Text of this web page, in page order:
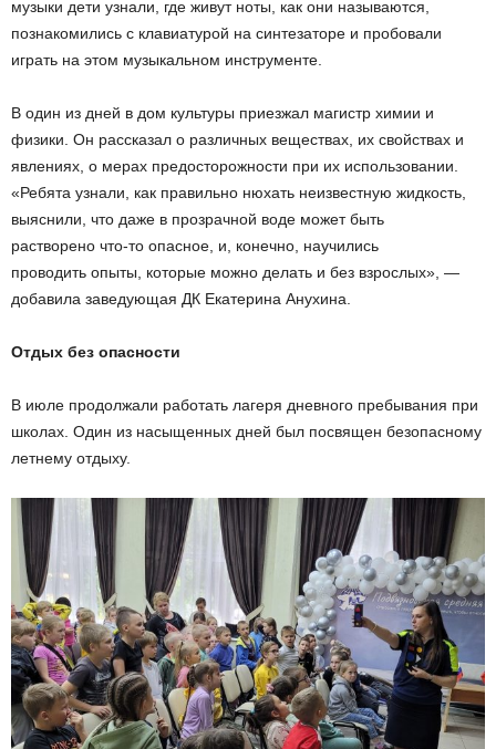
музыки дети узнали, где живут ноты, как они называются,
познакомились с клавиатурой на синтезаторе и пробовали
играть на этом музыкальном инструменте.
В один из дней в дом культуры приезжал магистр химии и
физики. Он рассказал о различных веществах, их свойствах и
явлениях, о мерах предосторожности при их использовании.
«Ребята узнали, как правильно нюхать неизвестную жидкость,
выяснили, что даже в прозрачной воде может быть
растворено что-то опасное, и, конечно, научились
проводить опыты, которые можно делать и без взрослых», —
добавила заведующая ДК Екатерина Анухина.
Отдых без опасности
В июле продолжали работать лагеря дневного пребывания при
школах. Один из насыщенных дней был посвящен безопасному
летнему отдыху.